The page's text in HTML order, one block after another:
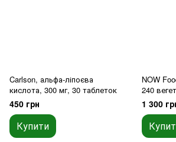
Carlson, альфа-ліпоєва
кислота, 300 мг, 30 таблеток
450 грн
Купити
NOW
240
1 300